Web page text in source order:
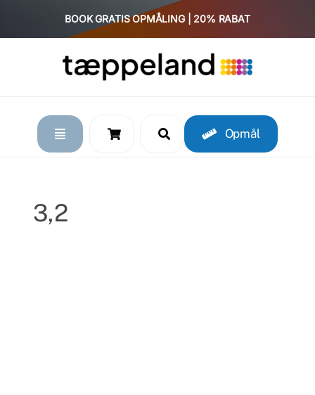
content
BOOK GRATIS OPMÅLING | 20% RABAT
Opmål
3,2